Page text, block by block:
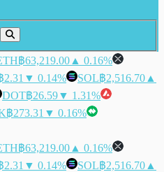
฿63,219.00 ▲ 0.16%
2.31 ▼ 0.14% SOL฿2,516.70 ▲
DOT฿26.59▼ 1.31%
฿273.31 ▼ 0.16%
฿63,219.00 ▲ 0.16%
2.31 ▼ 0.14% SOL฿2,516.70 ▲